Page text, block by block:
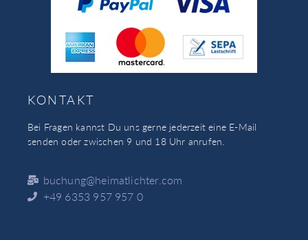
KONTAKT
Bei Fragen kannst Du uns gerne jederzeit eine E-Mail
senden oder zwischen 9 und 18 Uhr anrufen.
buchung@heimatlichter.com
+49 6353 957 957 0